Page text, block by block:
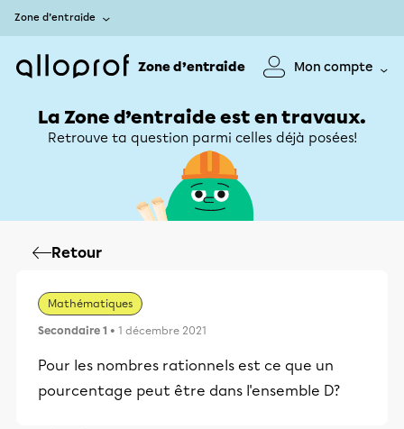
Zone d’entraide
Zone d’entraide Mon compte
La Zone d’entraide est en travaux.
Retrouve ta question parmi celles déjà posées!
Retour
Mathématiques
Secondaire 1 • 1 décembre 2021
Pour les nombres rationnels est ce que un
pourcentage peut être dans l'ensemble D?